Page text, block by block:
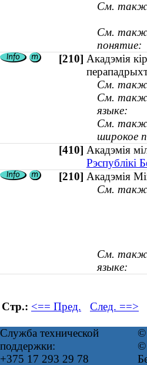
См.
См.
понятие:
[210] Акадэмія
См.
См.
языке:
См.
широкое
[410] Акадэмія
Рэспублікі
[210] Акадэмія
См.
См.
языке:
Стр.: <== Пред. След. ==>
Служба технической
поддержки:
+375 17 293 29 78
©
©